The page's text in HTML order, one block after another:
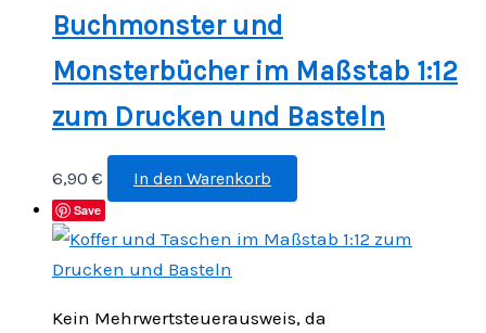
Buchmonster und
Monsterbücher im Maßstab 1:12
zum Drucken und Basteln
6,90 € In den Warenkorb
Save
Kein Mehrwertsteuerausweis, da